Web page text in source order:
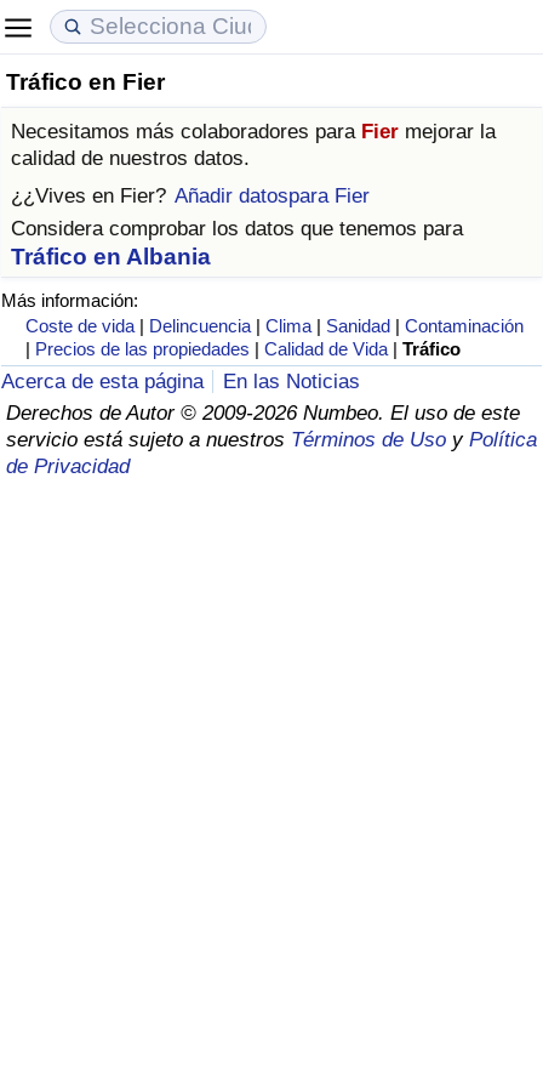
Tráfico en Fier
Necesitamos más colaboradores para Fier mejorar la
calidad de nuestros datos.
¿¿Vives en Fier? Añadir datospara Fier
Considera comprobar los datos que tenemos para
Tráfico en Albania
Más información:
Coste de vida | Delincuencia |Clima | Sanidad |Contaminación
| Precios de las propiedades |Calidad de Vida |Tráfico
Acerca de esta página
En las Noticias
Derechos de Autor © 2009-2026 Numbeo. El uso de este
servicio está sujeto a nuestros Términos de Uso y Política
de Privacidad
Coste de vida
Índice de Costo de Vida (Actual)
Índice de Costo de Vida
Índice de costo de vida por país
en aqaba
Precios de las propiedades
Índice de Precios de Inmuebles (Actual)
Índice de Precios de Inmuebles
Índice de Precios de Inmuebles por País
Calidad de Vida
Índice de Calidad de Vida
Índice de Calidad de Vida (Actual)
Índice de calidad de vida por país
Delincuencia
Calificación del Índice de Criminalidad
(Actual)